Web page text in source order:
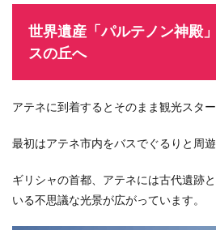
世界遺産「パルテノン神殿
スの丘へ
アテネに到着するとそのまま観光スター
最初はアテネ市内をバスでぐるりと周遊
ギリシャの首都、アテネには古代遺跡
いる不思議な光景が広がっています。